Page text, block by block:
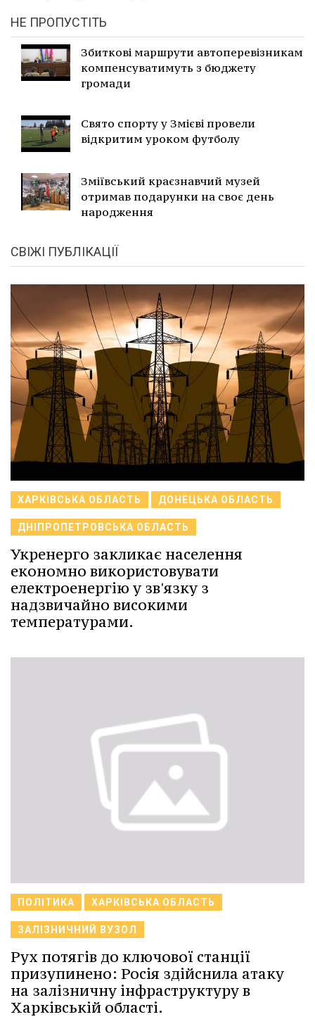
НЕ ПРОПУСТІТЬ
Збиткові маршрути автоперевізникам
компенсуватимуть з бюджету
громади
Свято спорту у Змієві провели
відкритим уроком футболу
Зміївський краєзнавчий музей
отримав подарунки на своє день
народження
СВІЖІ ПУБЛІКАЦІЇ
ХАРКІВСЬКА ОБЛАСТЬ ДОНЕЦЬКА ОБЛАСТЬ
ДНІПРОПЕТРОВСЬКА ОБЛАСТЬ
Укренерго закликає населення
економно використовувати
електроенергію у зв'язку з
надзвичайно високими
температурами.
ПОЛІТИКА ХАРКІВСЬКА ОБЛАСТЬ
ЗАЛІЗНИЧНИЙ ВУЗОЛ
Рух потягів до ключової станції
призупинено: Росія здійснила атаку
на залізничну інфраструктуру в
Харківській області.